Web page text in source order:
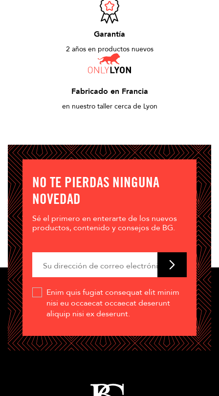
Garantía
2 años en productos nuevos
Fabricado en Francia
en nuestro taller cerca de Lyon
NO TE PIERDAS NINGUNA
NOVEDAD
Sé el primero en enterarte de los nuevos
productos, contenido y consejos de BG.
Enim quis fugiat consequat elit minim
nisi eu occaecat occaecat deserunt
aliquip nisi ex deserunt.